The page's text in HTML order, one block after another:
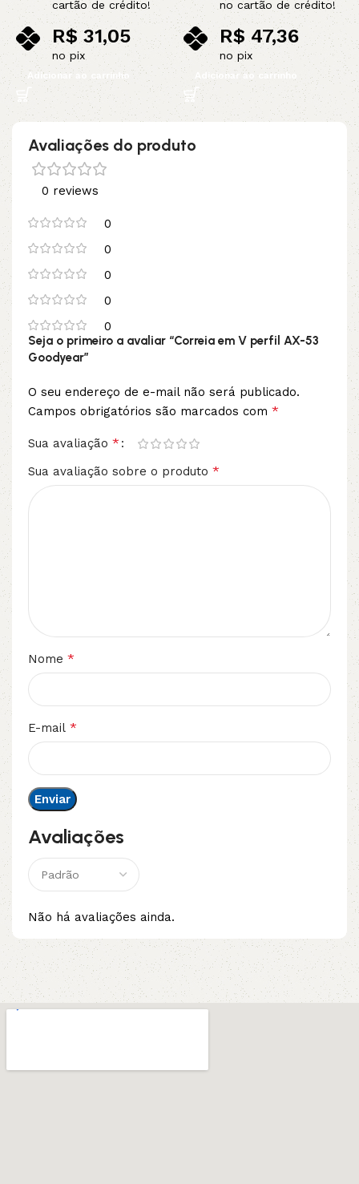
cartão de crédito!
R$31,05
no pix
Adicionar ao carrinho
no cartão de crédito!
R$ 47,36
no pix
Adicionar ao carrinho
Avaliações do produto
0 reviews
0
0
0
0
0
Avaliações
Não há avaliações ainda.
Seja o primeiro a avaliar “Correia em V perfil AX-53
Goodyear”
O seu endereço de e-mail não será publicado.
Campos obrigatórios são marcados com *
Sua avaliação *
Sua avaliação sobre o produto *
Nome *
E-mail *